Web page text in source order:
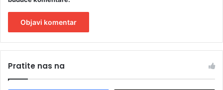
tPratite nas na